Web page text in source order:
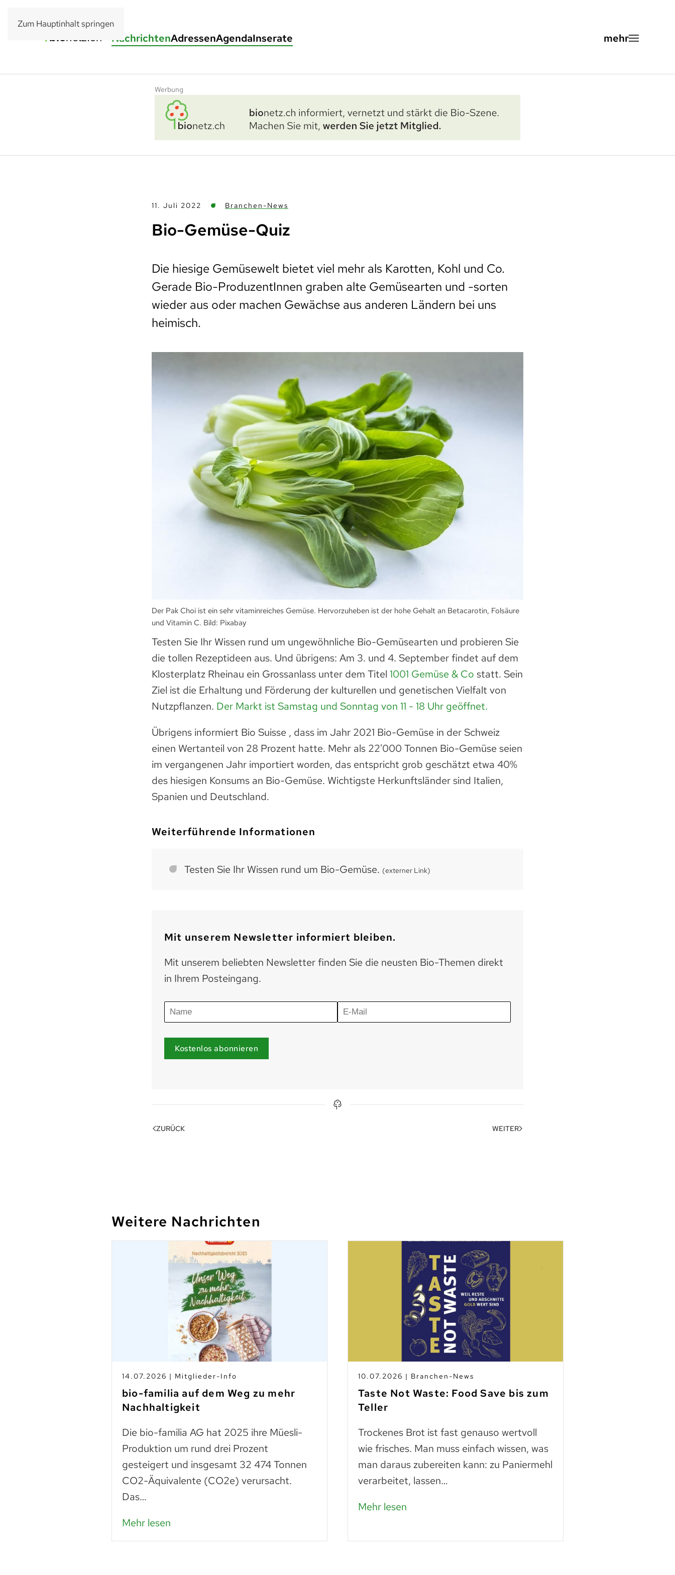
Zum Hauptinhalt springen
NachrichtenAdressenAgendaInserate
Werbung
11. Juli 2022 Branchen-News
Bio-Gemüse-Quiz
Die hiesige Gemüsewelt bietet viel mehr als Karotten, Kohl und Co.
Gerade Bio-ProduzentInnen graben alte Gemüsearten und -sorten
wieder aus oder machen Gewächse aus anderen Ländern bei uns
heimisch.
Der Pak Choi ist ein sehr vitaminreiches Gemüse. Hervorzuheben ist der hohe Gehalt an Betacarotin, Folsäure
und Vitamin C. Bild: Pixabay
Testen Sie Ihr Wissen rund um ungewöhnliche Bio-Gemüsearten und probieren Sie
die tollen Rezeptideen aus. Und übrigens: Am 3. und 4. September findet auf dem
Klosterplatz Rheinau ein Grossanlass unter dem Titel 1001 Gemüse & Co statt. Sein
Ziel ist die Erhaltung und Förderung der kulturellen und genetischen Vielfalt von
Nutzpflanzen. Der Markt ist Samstag und Sonntag von 11 - 18 Uhr geöffnet.
Übrigens informiert Bio Suisse , dass im Jahr 2021 Bio-Gemüse in der Schweiz
einen Wertanteil von 28 Prozent hatte. Mehr als 22'000 Tonnen Bio-Gemüse seien
im vergangenen Jahr importiert worden, das entspricht grob geschätzt etwa 40%
des hiesigen Konsums an Bio-Gemüse. Wichtigste Herkunftsländer sind Italien,
Spanien und Deutschland.
Weiterführende Informationen
Testen Sie Ihr Wissen rund um Bio-Gemüse. (externer Link)
Mit unserem Newsletter informiert bleiben.
Mit unserem beliebten Newsletter finden Sie die neusten Bio-Themen direkt
in Ihrem Posteingang.
Kostenlos abonnieren
ZURÜCK WEITER
Weitere Nachrichten
14.07.2026 | Mitglieder-Info
bio-familia auf dem Weg zu mehr
Nachhaltigkeit
Die bio-familia AG hat 2025 ihre Müesli-
Produktion um rund drei Prozent
gesteigert und insgesamt 32 474 Tonnen
CO2-Äquivalente (CO2e) verursacht.
Das…
Mehr lesen
10.07.2026 | Branchen-News
Taste Not Waste: Food Save bis zum
Teller
Trockenes Brot ist fast genauso wertvoll
wie frisches. Man muss einfach wissen, was
man daraus zubereiten kann: zu Paniermehl
verarbeitet, lassen…
Mehr lesen